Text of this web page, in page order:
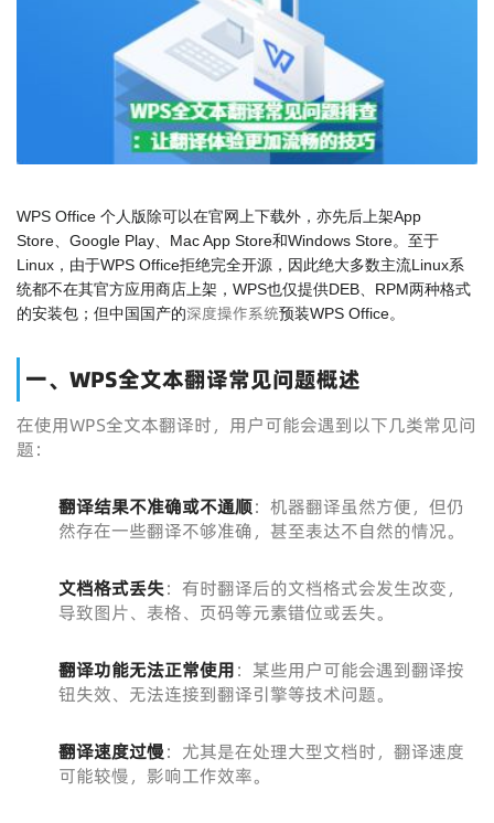
WPS Office 个人版除可以在官网上下载外，亦先后上架App
Store、Google Play、Mac App Store和Windows Store。至于
Linux，由于WPS Office拒绝完全开源，因此绝大多数主流Linux系
统都不在其官方应用商店上架，WPS也仅提供DEB、RPM两种格式
的安装包；但中国国产的深度操作系统预装WPS Office。
一、WPS全文本翻译常见问题概述
在使用WPS全文本翻译时，用户可能会遇到以下几类常见问
题：
翻译结果不准确或不通顺：机器翻译虽然方便，但仍
然存在一些翻译不够准确，甚至表达不自然的情况。
文档格式丢失：有时翻译后的文档格式会发生改变，
导致图片、表格、页码等元素错位或丢失。
翻译功能无法正常使用：某些用户可能会遇到翻译按
钮失效、无法连接到翻译引擎等技术问题。
翻译速度过慢：尤其是在处理大型文档时，翻译速度
可能较慢，影响工作效率。